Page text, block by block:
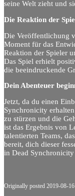
seine Welt zieht und
Die Reaktion der
Die Veröffentlichung
Moment für das
Reaktion der Spieler
Das Spiel erhielt
die beeindruckende
Dein Abenteuer
Jetzt, da du einen
Synchronicity
zu stürzen und die
ist das Ergebnis von
talentierten Teams,
bereit, dich dieser
in Dead
Originally posted 2019-08-